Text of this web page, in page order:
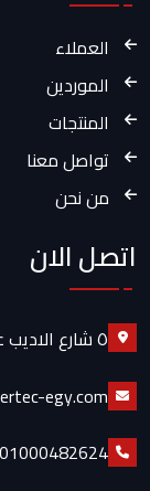
العملاء
الموردين
المنتجات
تواصل معنا
من نحن
اتصل الان
٥ شارع الاديب علي ادهم - شيراتون - القاهرة
egy.com
01000482624